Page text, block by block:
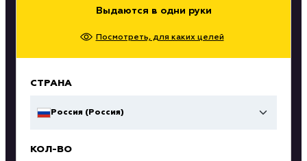
Выдаются в одни руки
Посмотреть, для каких целей
СТРАНА
Россия (Россия)
КОЛ-ВО